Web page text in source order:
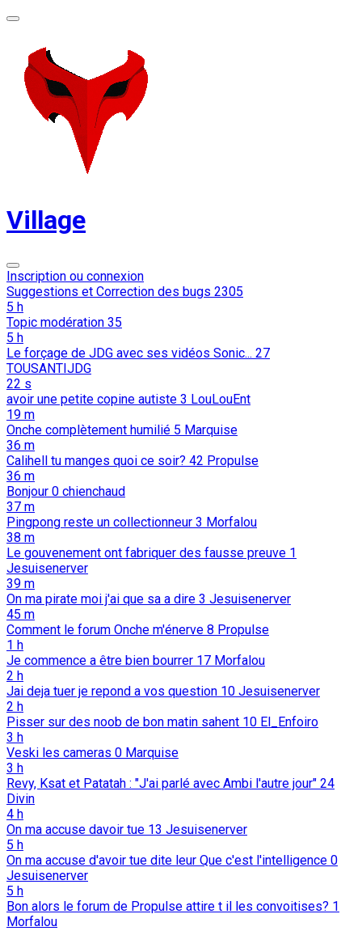
Village
Inscription ou connexion
Suggestions et Correction des bugs 2305
5 h
Topic modération 35
5 h
Le forçage de JDG avec ses vidéos Sonic... 27
TOUSANTIJDG
22 s
avoir une petite copine autiste 3 LouLouEnt
19 m
Onche complètement humilié 5 Marquise
36 m
Calihell tu manges quoi ce soir? 42 Propulse
36 m
Bonjour 0 chienchaud
37 m
Pingpong reste un collectionneur 3 Morfalou
38 m
Le gouvenement ont fabriquer des fausse preuve 1
Jesuisenerver
39 m
On ma pirate moi j'ai que sa a dire 3 Jesuisenerver
45 m
Comment le forum Onche m'énerve 8 Propulse
1 h
Je commence a être bien bourrer 17 Morfalou
2 h
Jai deja tuer je repond a vos question 10 Jesuisenerver
2 h
Pisser sur des noob de bon matin sahent 10 El_Enfoiro
3 h
Veski les cameras 0 Marquise
3 h
Revy, Ksat et Patatah : "J'ai parlé avec Ambi l'autre jour" 24
Divin
4 h
On ma accuse davoir tue 13 Jesuisenerver
5 h
On ma accuse d'avoir tue dite leur Que c'est l'intelligence 0
Jesuisenerver
5 h
Bon alors le forum de Propulse attire t il les convoitises? 1
Morfalou